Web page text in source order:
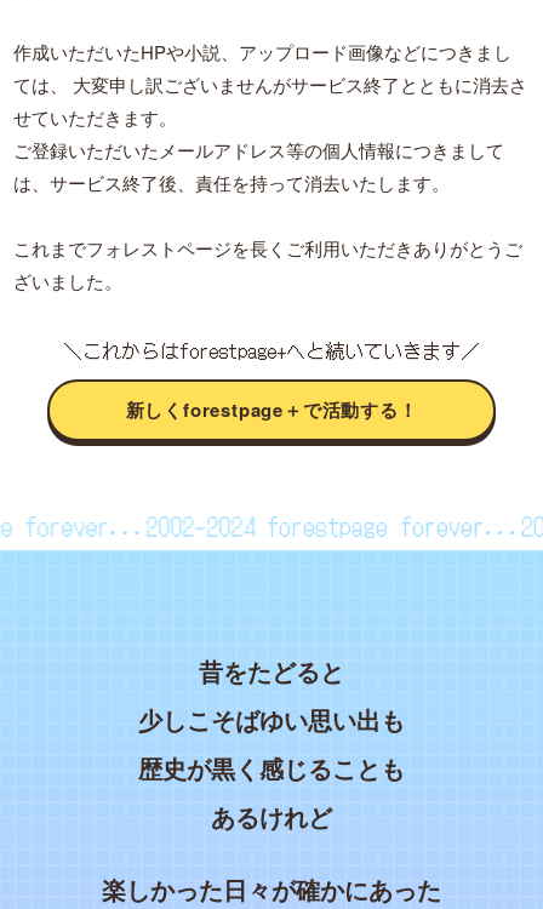
作成いただいたHPや小説、アップロード画像などにつきまし
ては、
大変申し訳ございませんがサービス終了とともに消去さ
せていただきます。
ご登録いただいたメールアドレス等の個人情報につきまして
は、サービス終了後、責任を持って消去いたします。
これまでフォレストページを長くご利用いただきありがとうご
ざいました。
＼これからはforestpage+へと続いていきます／
新しくforestpage＋で活動する！
forever...2002~2024 forestpage
昔をたどると
少しこそばゆい思い出も
歴史が黒く感じることも
あるけれど
楽しかった日々が確かにあった